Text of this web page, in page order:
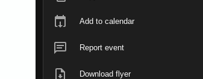
Add to calendar
Report event
Download flyer